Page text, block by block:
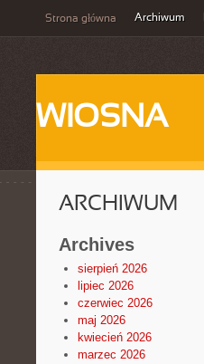
Strona główna Archiwum
WIOSNA
ARCHIWUM
Archives
sierpień 2026
lipiec 2026
czerwiec 2026
maj 2026
kwiecień 2026
marzec 2026